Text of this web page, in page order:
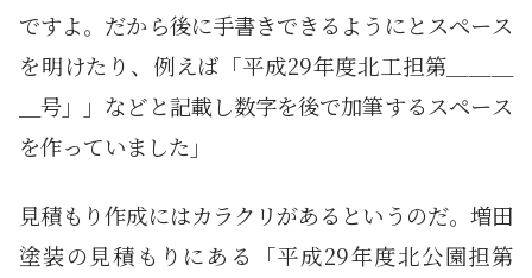
ですよ。だから後に手書きできるようにとスペース
を明けたり、例えば「平成29年度北工担第＿＿＿
＿号」」などと記載し数字を後で加筆するスペース
を作っていました」
見積もり作成にはカラクリがあるというのだ。増田
塗装の見積もりにある「平成29年度北公園担第